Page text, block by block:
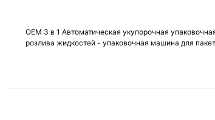
OEM 3 в 1 Автоматическая укупорочная
розлива жидкостей - упаковочная машина для